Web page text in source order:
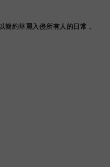
約華麗入侵所有人的日常，